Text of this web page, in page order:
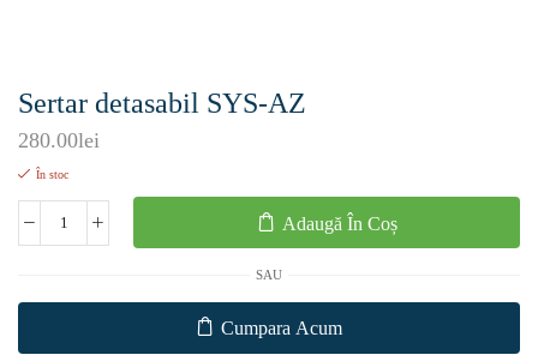
Sertar detasabil SYS-AZ
280.00lei
În stoc
Adaugă În Coș
SAU
Cumpara Acum